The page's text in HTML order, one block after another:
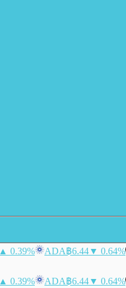
▲ 0.39% ADA฿6.44▼ 0.64%
▲ 0.39% ADA฿6.44▼ 0.64%